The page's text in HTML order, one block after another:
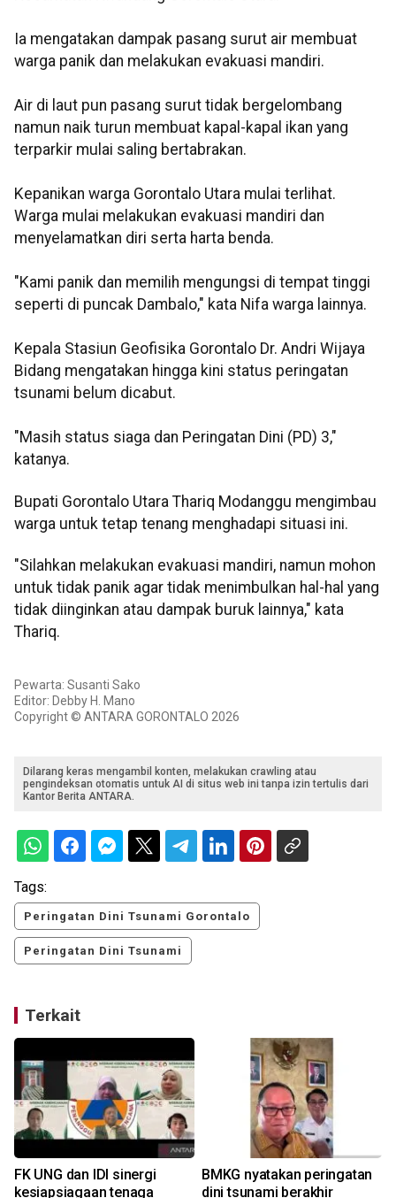
Ia mengatakan dampak pasang surut air membuat
warga panik dan melakukan evakuasi mandiri.
Air di laut pun pasang surut tidak bergelombang
namun naik turun membuat kapal-kapal ikan yang
terparkir mulai saling bertabrakan.
Kepanikan warga Gorontalo Utara mulai terlihat.
Warga mulai melakukan evakuasi mandiri dan
menyelamatkan diri serta harta benda.
"Kami panik dan memilih mengungsi di tempat tinggi
seperti di puncak Dambalo," kata Nifa warga lainnya.
Kepala Stasiun Geofisika Gorontalo Dr. Andri Wijaya
Bidang mengatakan hingga kini status peringatan
tsunami belum dicabut.
"Masih status siaga dan Peringatan Dini (PD) 3,"
katanya.
Bupati Gorontalo Utara Thariq Modanggu mengimbau
warga untuk tetap tenang menghadapi situasi ini.
"Silahkan melakukan evakuasi mandiri, namun mohon
untuk tidak panik agar tidak menimbulkan hal-hal yang
tidak diinginkan atau dampak buruk lainnya," kata
Thariq.
Pewarta: Susanti Sako
Editor: Debby H. Mano
Copyright © ANTARA GORONTALO 2026
Dilarang keras mengambil konten, melakukan crawling atau
pengindeksan otomatis untuk AI di situs web ini tanpa izin tertulis dari
Kantor Berita ANTARA.
Tags:
Peringatan Dini Tsunami Gorontalo
Peringatan Dini Tsunami
Terkait
FK UNG dan IDI sinergi
kesiapsiagaan tenaga
BMKG nyatakan peringatan
dini tsunami berakhir